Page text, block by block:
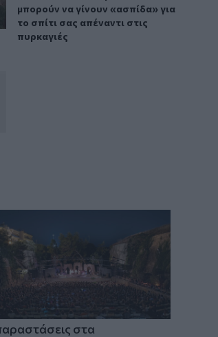
22:24
Παρίσταναν τους λογιστές και άρπαξαν
15.000 ευρώ από ηλικιωμένη
μπορούν να γίνουν «ασπίδα» για
το σπίτι σας απέναντι στις
πυρκαγιές
στα